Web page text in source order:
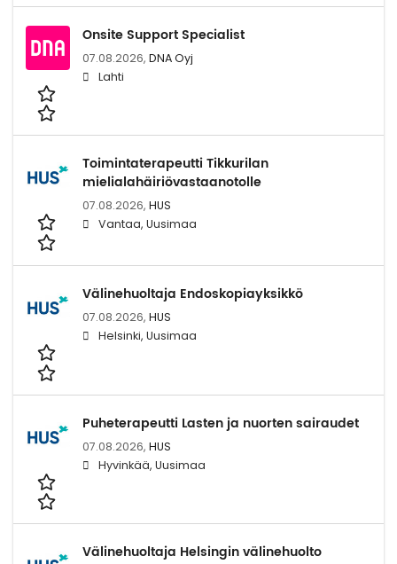
Onsite Support Specialist
07.08.2026, DNA Oyj
Lahti
Toimintaterapeutti Tikkurilan
mielialahäiriövastaanotolle
07.08.2026, HUS
Vantaa, Uusimaa
Välinehuoltaja Endoskopiayksikkö
07.08.2026, HUS
Helsinki, Uusimaa
Puheterapeutti Lasten ja nuorten sairaudet
07.08.2026, HUS
Hyvinkää, Uusimaa
Välinehuoltaja Helsingin välinehuolto